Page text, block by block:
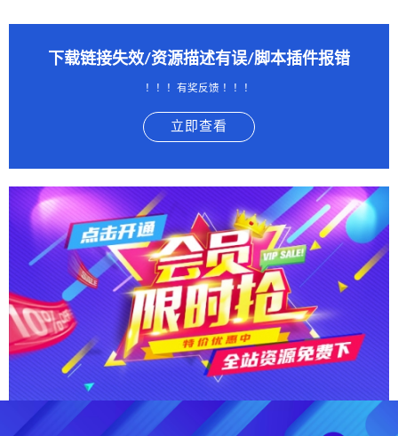
下载链接失效/资源描述有误/脚本插件报错
！！！有奖反馈 ！！！
立即查看